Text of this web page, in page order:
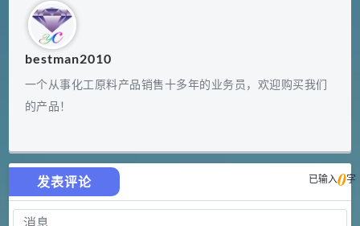
bestman2010
一个从事化工原料产品销售十多年的业务员，欢迎购买我们
的产品！
发表评论 已输入0字